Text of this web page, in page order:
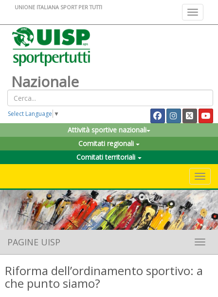
Toggle
UNIONE ITALIANA SPORT PER TUTTI
Nazionale
Select Language ▼
Attività sportive nazionali
Comitati regionali
Comitati territoriali
PAGINE UISP
Riforma dell’ordinamento sportivo: a
che punto siamo?